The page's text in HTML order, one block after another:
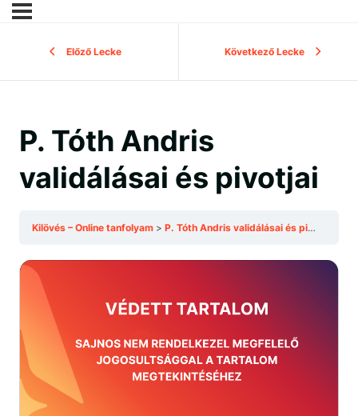
Előző Lecke Következő Lecke
P. Tóth Andris
validálásai és pivotjai
Kilövés – Online tanfolyam P. Tóth Andris validálásai és pivotjai